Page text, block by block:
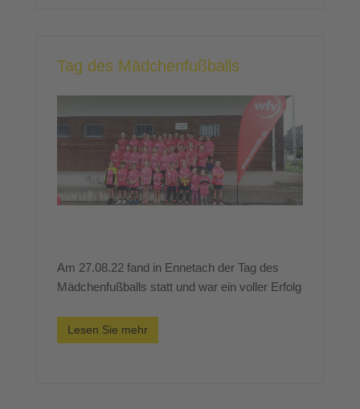
Tag des Mädchenfußballs
Am 27.08.22 fand in Ennetach der Tag des
Mädchenfußballs statt und war ein voller Erfolg
Lesen Sie mehr